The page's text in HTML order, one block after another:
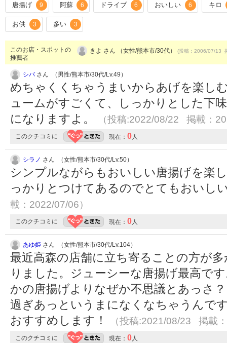
唐揚げ 9 阿蘇 6 ドライブ 6 おいしい 6 キロ
お供 3 多い 3
このお店・スポットの
推薦者
きよ さん （女性/熊本市/30代） (投稿：2006/07/13
シバさん （男性/熊本市/30代/Lv.49）
めちゃくくちゃうまいからあげを楽し
ュームがすごくて、しっかりとした下
になりますよ。
（投稿:2022/08/22 掲載：
このクチコミに 現在： 0人
シラノ さん （女性/熊本市/30代/Lv.50）
シンプルながらもおいしい唐揚げを楽
っかりとつけてあるのでとてもおいし
載：2022/07/06）
このクチコミに 現在： 0人
あゆ姫 さん （女性/熊本市/30代/Lv.104）
最近高森の店舗に立ち寄ることの方が
りました。ジューシーな唐揚げ最高で
かの唐揚げよりなぜか不思議とあっさ
過ぎあっというまになくなちゃうんで
おすすめします！
（投稿:2021/08/23 掲載
このクチコミに 現在： 0人